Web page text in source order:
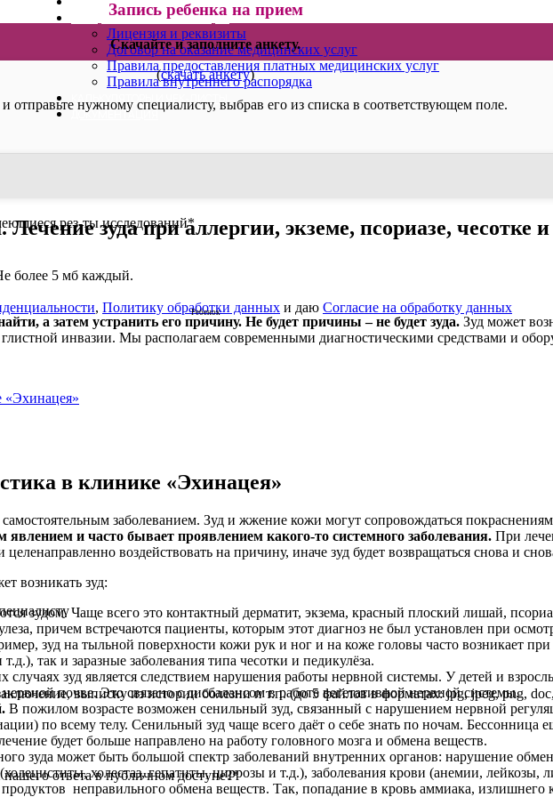
ОФИЦИАЛЬНАЯ ИНФОРМАЦИЯ
Лицензия и реквизиты
Договор на оказание медицинских услуг
Правила предоставления платных медицинских услуг
Правила внутреннего распорядка
ДОКУМЕНТАЦИЯ
Запись ребенка на прием
Скачайте и заполните анкету.
(скачать анкету)
отправьте нужному специалисту, выбрав его из списка в соответствующем поле.
рез-ты исследований*
более 5 мб каждый.
, Политику обработки данных и даю Согласие на обработку данных
Ребенок
выписку из истории болезни и т.п. (до 5 файлов в форматах: jpg, jpeg, png,
ответа в публичном доступе?*
зуда при аллергии, экземе, псориазе, чесотке
а затем устранить его причину. Не будет причины – не будет зуда. Зуд может
инвазии. Мы располагаем современными диагностическими средствами и
«Эхинацея»
в клинике «Эхинацея»
самостоятельным заболеванием. Зуд и жжение кожи могут сопровождаться
явлением и часто бывает проявлением какого-то системного заболевания. При
воздействовать на причину, иначе зуд будет возвращаться снова и
возникать зуд:
зудом. Чаще всего это контактный дерматит, экзема, красный плоский лишай,
причем встречаются пациенты, которым этот диагноз не был установлен при
зуд на тыльной поверхности кожи рук и ног и на коже головы часто возникает
так и заразные заболевания типа чесотки и педикулёза.
случаях зуд является следствием нарушения работы нервной системы. У детей и
почве. Это связано с дисбалансом в работе вегетативной нервной системы.
В пожилом возрасте возможен сенильный зуд, связанный с нарушением нервной
по всему телу. Сенильный зуд чаще всего даёт о себе знать по ночам. Бессонница
будет больше направлено на работу головного мозга и обмена веществ.
зуда может быть большой спектр заболеваний внутренних органов: нарушение
холестаз, гепатиты, циррозы и т.д.), заболевания крови (анемии,
неправильного обмена веществ. Так, попадание в кровь аммиака, излишнего